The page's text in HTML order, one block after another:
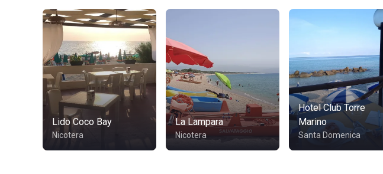
Lido Coco Bay
Nicotera
La Lampara
Nicotera
Hotel Club Torre
Marino
Santa Domenica